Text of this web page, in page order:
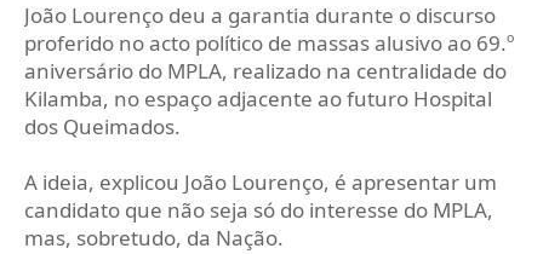
João Lourenço deu a garantia durante o discurso
proferido no acto político de massas alusivo ao 69.º
aniversário do MPLA, realizado na centralidade do
Kilamba, no espaço adjacente ao futuro Hospital
dos Queimados.
A ideia, explicou João Lourenço, é apresentar um
candidato que não seja só do interesse do MPLA,
mas, sobretudo, da Nação.